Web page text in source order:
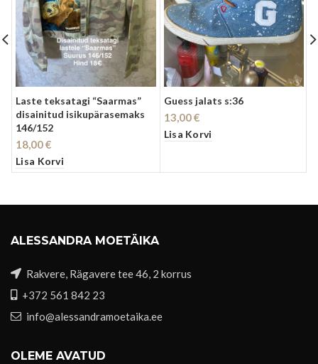
Laste teksatagi “Saarmas”
disainitud isikupärasemaks
146/152
18,00€
Lisa Korvi
Guess jalats s:36
13,00€
Lisa Korvi
ALESSANDRA MOETÄIKA
Rakvere, Rägavere tee 46, 2 korrus
+372 561 842 23
info@alessandramoetaika.ee
OLEME AVATUD